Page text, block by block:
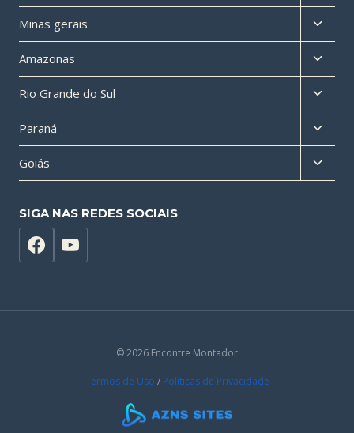
menu
filho
Minas gerais
menu
filho
Amazonas
menu
filho
Rio Grande do Sul
menu
filho
Paraná
menu
filho
Goiás
menu
SIGA NAS REDES SOCIAIS
© 2026 Encontre Montador
Termos de Uso / Políticas de Privacidade